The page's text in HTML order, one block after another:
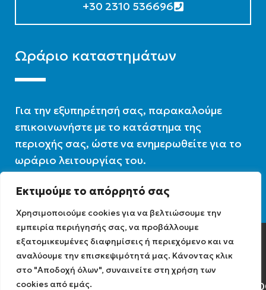
Εκτιμούμε το απόρρητό σας
Χρησιμοποιούμε cookies για να βελτιώσουμε την
εμπειρία περιήγησής σας, να προβάλλουμε
εξατομικευμένες διαφημίσεις ή περιεχόμενο και να
αναλύουμε την επισκεψιμότητά μας. Κάνοντας κλικ
στο "Αποδοχή όλων", συναινείτε στη χρήση των
cookies από εμάς.
+30 2310 536696
Ωράριο καταστημάτων
Για την εξυπηρέτησή σας, παρακαλούμε
επικοινωνήστε με το κατάστημα της
περιοχής σας, ώστε να ενημερωθείτε για το
ωράριο λειτουργίας του.
Ωράριο λειτουργίας : 07:30 – 16:00
Diathermiki.gr © 2022
Αρ. Γ.Ε.ΜΗ: